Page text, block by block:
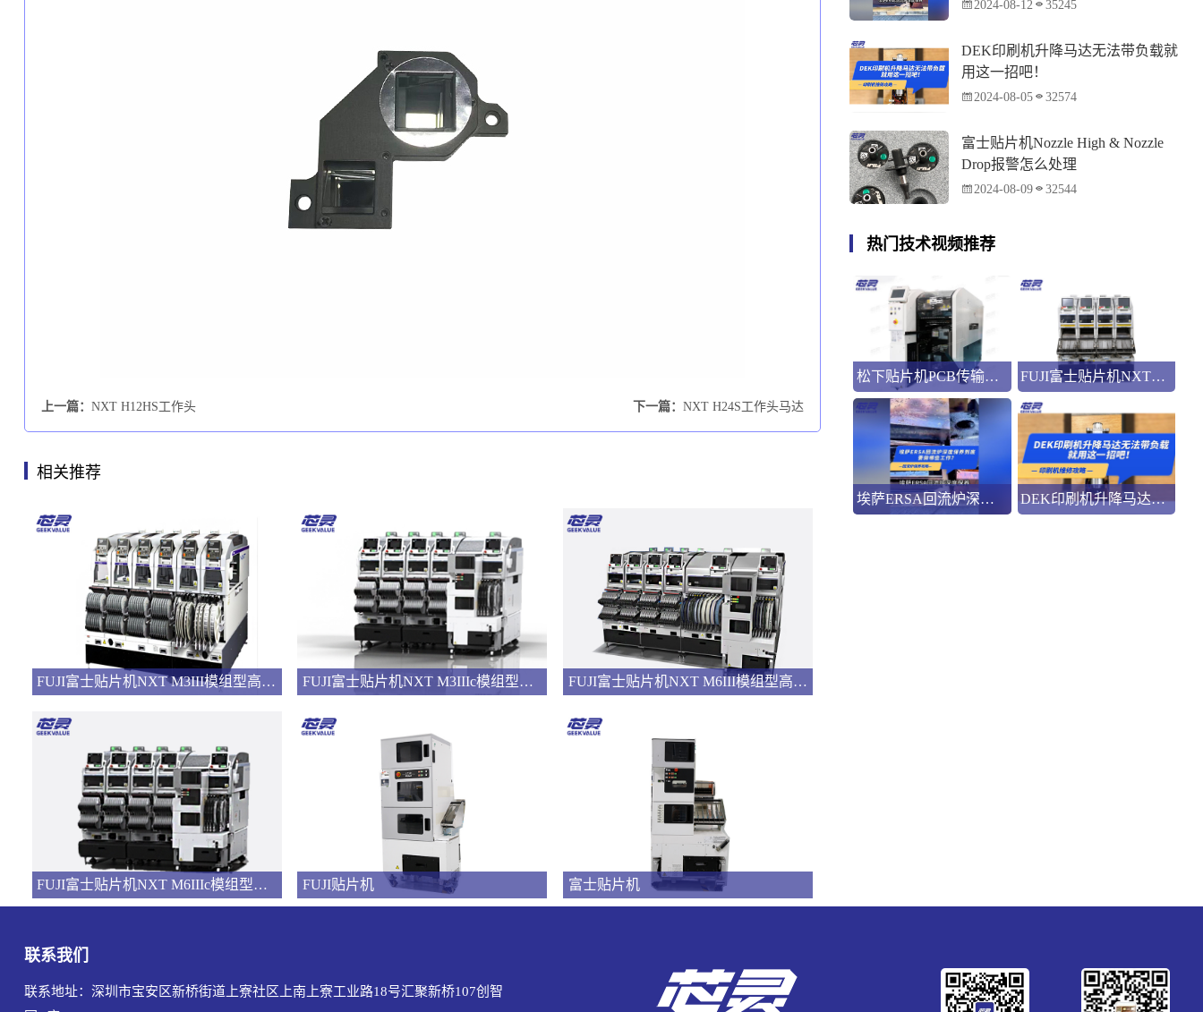
上一篇： NXT H12HS工作头 下一篇：NXT H24S工作头马达
相关推荐
FUJI富士贴片机NXT M3III模组型高速多功能贴片机 FUJI富士贴片机NXT M3IIIc模组型高速多功能贴片机 FUJI富士贴片机NXT M6III模组型高速多功能贴片机
FUJI富士贴片机NXT M6IIIc模组型高速多功能贴片机 FUJI贴片机 富士贴片机
2024-08-12 35245
DEK印刷机升降马达无法带负载就
用这一招吧！
2024-08-05 32574
富士贴片机Nozzle High & Nozzle
Drop报警怎么处理
2024-08-09 32544
热门技术视频推荐
松下贴片机PCB传输不畅的原因与处理方法 FUJI富士贴片机NXT3选M3 III还是M6三代机？看完这篇告别纠结！
埃萨ERSA回流炉深度保养，到底要做哪些工作？ DEK印刷机升降马达无法带负载就用这一招吧！
联系我们
联系地址：深圳市宝安区新桥街道上寮社区上南上寮工业路18号汇聚新桥107创智